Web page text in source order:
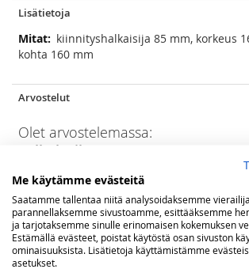
Lisätietoja
Lisätietojakiinnityshalkaisija 85 mm, korkeus
kohta 160 mm
Arvostelut
Olet arvostelemassa:
Pallo lasikupu 14''/85 mm, matta
Arviosi
Rating
1
star
2
stars
3
stars
4
stars
5
stars
Nimimerkki
Me käytämme evästeitä
Saatamme tallentaa niitä analysoidaksemme
parannellaksemme sivustoamme, esittääksemme
ja tarjotaksemme sinulle erinomaisen kokemuksen
Estämällä evästeet, poistat käytöstä osan sivuston
ominaisuuksista. Lisätietoja käyttämistämme
asetukset.